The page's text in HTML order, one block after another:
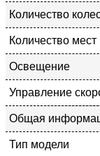
Количество
Количество мест
Освещение
Управление
Общая
Тип модели